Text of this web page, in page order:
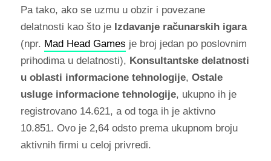
Pa tako, ako se uzmu u obzir i povezane
delatnosti kao što je Izdavanje računarskih igara
(npr. Mad Head Games je broj jedan po poslovnim
prihodima u delatnosti), Konsultantske delatnosti
u oblasti informacione tehnologije, Ostale
usluge informacione tehnologije, ukupno ih je
registrovano 14.621, a od toga ih je aktivno
10.851. Ovo je 2,64 odsto prema ukupnom broju
aktivnih firmi u celoj privredi.